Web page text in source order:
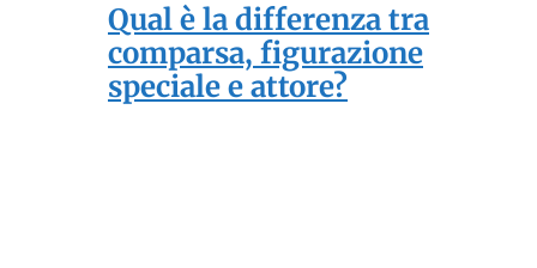
Qual è la differenza tra
comparsa, figurazione
speciale e attore?